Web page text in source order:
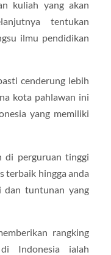
kuliah yang akan
tentukan
ilmu pendidikan
cenderung lebih
kota pahlawan ini
yang memiliki
di perguruan tinggi
terbaik hingga anda
dan tuntunan yang
rangking
Indonesia ialah